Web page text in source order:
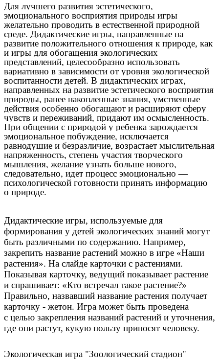
Для лучшего развития эстетического,
эмоционального восприятия природы игры
желательно проводить в естественной природной
среде. Дидактические игры, направленные на
развитие положительного отношения к природе, как
и игры для обогащения экологических
представлений, целесообразно использовать
вариативно в зависимости от уровня экологической
воспитанности детей. В дидактических играх,
направленных на развитие эстетического восприятия
природы, ранее накопленные знания, умственные
действия особенно обогащают и расширяют сферу
чувств и переживаний, придают им осмысленность.
При общении с природой у ребенка зарождается
эмоциональное побуждение, исключается
равнодушие и безразличие, возрастает мыслительная
напряженность, степень участия творческого
мышления, желание узнать больше нового,
следовательно, идет процесс эмоционально —
психологической готовности принять информацию
о природе.
Дидактические игры, используемые для
формирования у детей экологических знаний могут
быть различными по содержанию. Например,
закрепить название растений можно в игре «Наши
растения». На слайде карточки с растениями.
Показывая карточку, ведущий показывает растение
и спрашивает: «Кто встречал такое растение?»
Правильно, назвавший название растения получает
карточку - жетон. Игра может быть проведена
с целью закрепления названий растений и уточнения,
где они растут, кукую пользу приносят человеку.
Экологическая игра "Зоологический стадион"